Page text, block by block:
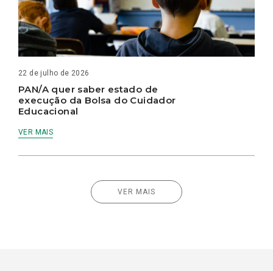
22 de julho de 2026
PAN/A quer saber estado de
execução da Bolsa do Cuidador
Educacional
VER MAIS
VER MAIS